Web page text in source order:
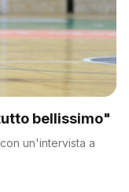
bellissimo"
un'intervista a